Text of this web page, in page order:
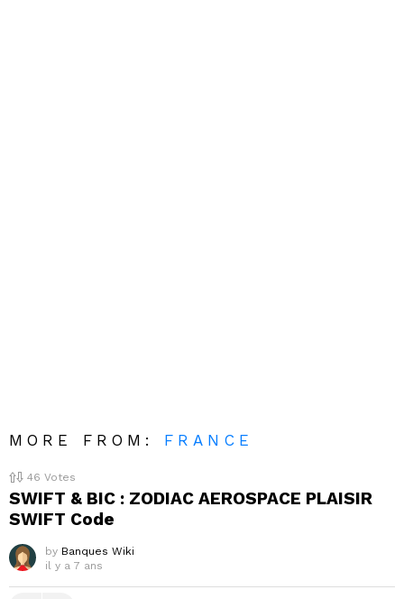
MORE FROM: FRANCE
46 Votes
SWIFT & BIC : ZODIAC AEROSPACE PLAISIR
SWIFT Code
by Banques Wiki
il y a 7 ans